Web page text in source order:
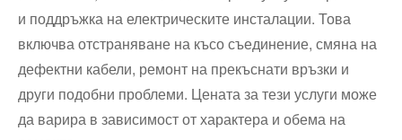
и поддръжка на електрическите инсталации. Това
включва отстраняване на късо съединение, смяна на
дефектни кабели, ремонт на прекъснати връзки и
други подобни проблеми. Цената за тези услуги може
да варира в зависимост от характера и обема на